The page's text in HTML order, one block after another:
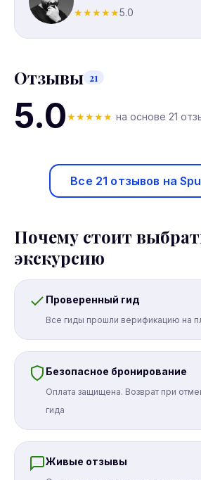
★★★★★5.0
Отзывы 21
5.0★★★★★ на основе 21
Все 21 отзывов на
Почему стоит
экскурсию
Проверенный гид
Все гиды прошли верификацию на
Безопасное бронирование
Оплата защищена. Возврат при
гида
Живые отзывы